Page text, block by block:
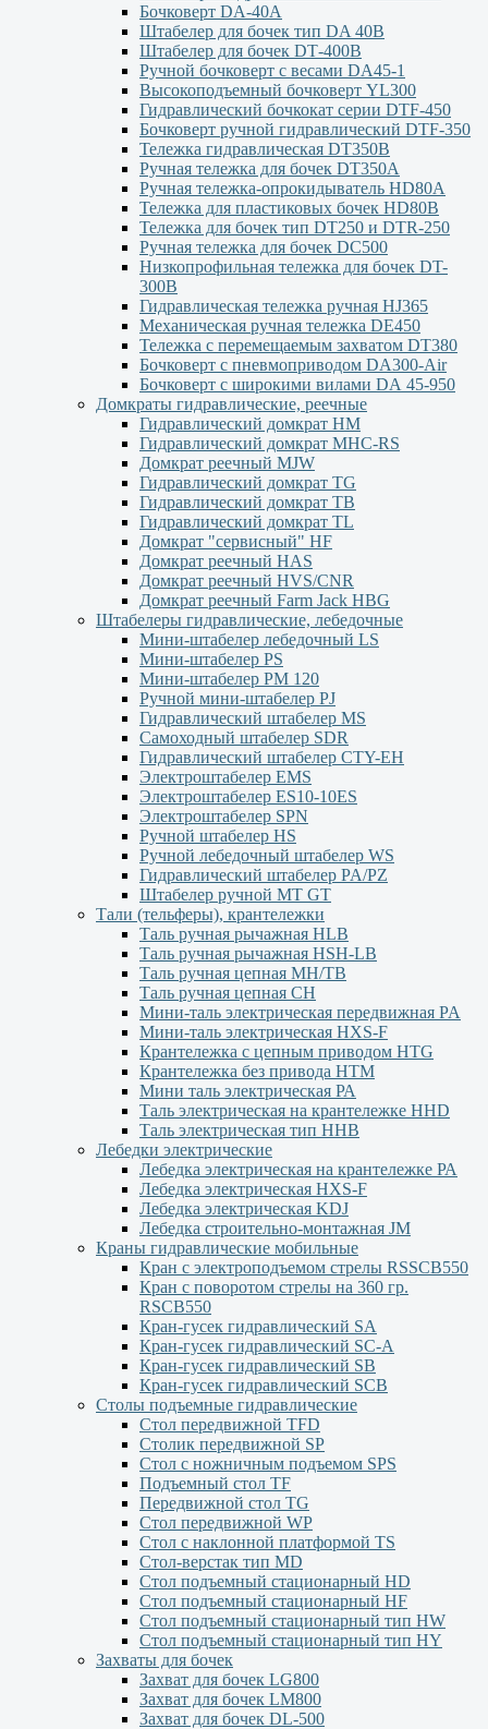
Бочковерт DA-40A
Штабелер для бочек тип DA 40В
Штабелер для бочек DТ-400В
Ручной бочковерт с весами DА45-1
Высокоподъемный бочковерт YL300
Гидравлический бочкокат серии DTF-450
Бочковерт ручной гидравлический DTF-350
Тележка гидравлическая DT350B
Ручная тележка для бочек DT350A
Ручная тележка-опрокидыватель HD80A
Тележка для пластиковых бочек HD80B
Тележка для бочек тип DT250 и DTR-250
Ручная тележка для бочек DC500
Низкопрофильная тележка для бочек DT-
300В
Гидравлическая тележка ручная HJ365
Механическая ручная тележка DE450
Тележка с перемещаемым захватом DT380
Бочковерт с пневмоприводом DA300-Air
Бочковерт с широкими вилами DА 45-950
Домкраты гидравлические, реечные
Гидравлический домкрат НМ
Гидравлический домкрат MHC-RS
Домкрат реечный MJW
Гидравлический домкрат TG
Гидравлический домкрат ТВ
Гидравлический домкрат TL
Домкрат "сервисный" НF
Домкрат реечный HAS
Домкрат реечный HVS/CNR
Домкрат реечный Farm Jack HBG
Штабелеры гидравлические, лебедочные
Мини-штабелер лебедочный LS
Мини-штабелер PS
Мини-штабелер РМ 120
Ручной мини-штабелер PJ
Гидравлический штабелер MS
Самоходный штабелер SDR
Гидравлический штабелер CTY-EH
Электроштабелер EMS
Электроштабелер ES10-10ES
Электроштабелер SPN
Ручной штабелер HS
Ручной лебедочный штабелер WS
Гидравлический штабелер PA/PZ
Штабелер ручной MT GT
Тали (тельферы), крантележки
Таль ручная рычажная HLB
Таль ручная рычажная HSH-LB
Таль ручная цепная MH/TB
Таль ручная цепная СН
Мини-таль электрическая передвижная PA
Мини-таль электрическая HXS-F
Крантележка с цепным приводом HTG
Крантележка без привода HTM
Мини таль электрическая РА
Таль электрическая на крантележке HHD
Таль электрическая тип HHB
Лебедки электрические
Лебедка электрическая на крантележке РА
Лебедка электрическая HXS-F
Лебедка электрическая KDJ
Лебедка строительно-монтажная JM
Краны гидравлические мобильные
Кран с электроподъемом стрелы RSSCB550
Кран с поворотом стрелы на 360 гр.
RSCB550
Кран-гусек гидравлический SA
Кран-гусек гидравлический SC-A
Кран-гусек гидравлический SB
Кран-гусек гидравлический SCB
Столы подъемные гидравлические
Стол передвижной TFD
Столик передвижной SP
Стол с ножничным подъемом SPS
Подъемный стол TF
Передвижной стол TG
Стол передвижной WP
Стол с наклонной платформой TS
Стол-верстак тип MD
Стол подъемный стационарный HD
Стол подъемный стационарный HF
Стол подъемный стационарный тип HW
Стол подъемный стационарный тип HY
Захваты для бочек
Захват для бочек LG800
Захват для бочек LM800
Захват для бочек DL-500